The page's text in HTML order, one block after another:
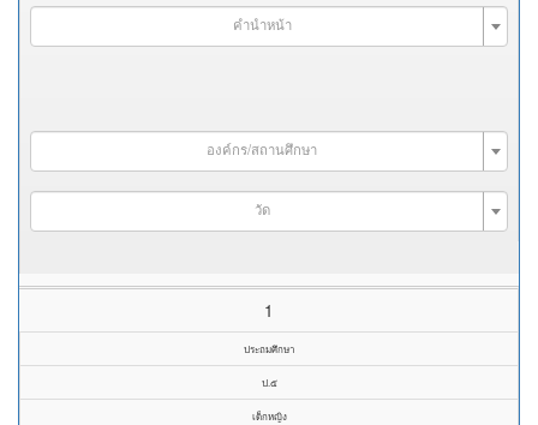
คำนำหน้า
องค์กร/สถานศึกษา
วัด
1
ประถมศึกษา
ป.๕
เด็กหญิง